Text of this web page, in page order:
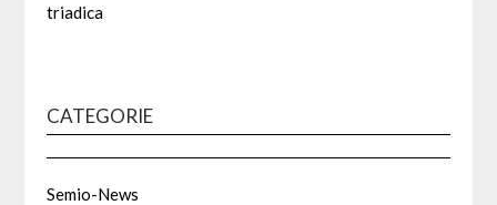
triadica
CATEGORIE
Semio-News